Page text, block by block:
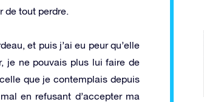
de tout perdre.
et puis j’ai eu peur qu’elle
je ne pouvais plus lui faire de
que je contemplais depuis
en refusant d’accepter ma